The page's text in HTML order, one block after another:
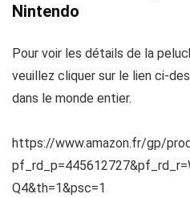
Nintendo
Pour voir les détails de la
veuillez cliquer sur le lien ci-
dans le monde entier.
https://www.amazon.fr/gp/
Q4&th=1&psc=1